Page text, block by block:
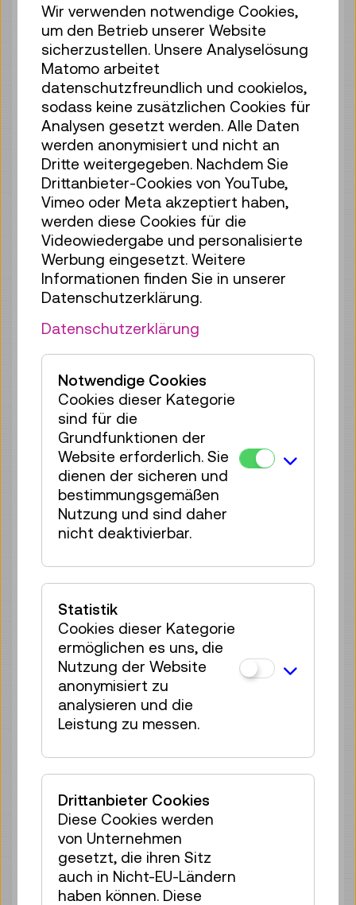
€ 3,90
Tickets
Sa 08.08. 10:30– 11:00
Führung / Aktion
4 Plätze frei
€ 3,90
Tickets
Sa 08.08. 11:00–11:30
Führung / Aktion
2 Plätze frei
€ 3,90
Tickets
Sa 08.08. 11:30–12:00
Führung / Aktion
1 Platz frei
Ausgebucht
Sa 08.08.
13:00
Führung / Aktion
4 Plätze frei
€ 3,90
Sa 08.08. 13:30–14:00
Führung / Aktion
4 Plätze frei
€ 3,90
Tickets
Sa 08.08. 14:00
14:30
Führung / Aktion
4 Plätze frei
€ 3,90
Sa 08.08. 15:00–15:30
4 Plätze frei
€ 3,90
Tickets
Sa 08.08. 15:30–16:00
Führung / Aktion
4 Plätze frei
€ 3,90
Wir verwenden notwendige Cookies,
um den Betrieb unserer Website
sicherzustellen. Unsere Analyselösung
Matomo arbeitet
datenschutzfreundlich und cookielos,
sodass keine zusätzlichen Cookies für
Analysen gesetzt werden. Alle Daten
werden anonymisiert und nicht an
Dritte weitergegeben. Nachdem Sie
Drittanbieter-Cookies von YouTube,
Vimeo oder Meta akzeptiert haben,
werden diese Cookies für die
Videowiedergabe und personalisierte
Werbung eingesetzt. Weitere
Informationen finden Sie in unserer
Datenschutzerklärung.
Datenschutzerklärung
Notwendige Cookies
Cookies dieser Kategorie
sind für die
Grundfunktionen der
Website erforderlich. Sie
dienen der sicheren und
bestimmungsgemäßen
Nutzung und sind daher
nicht deaktivierbar.
Statistik
Cookies dieser Kategorie
ermöglichen es uns, die
Nutzung der Website
anonymisiert zu
analysieren und die
Leistung zu messen.
Drittanbieter Cookies
Diese Cookies werden
von Unternehmen
gesetzt, die ihren Sitz
auch in Nicht-EU-Ländern
haben können. Diese